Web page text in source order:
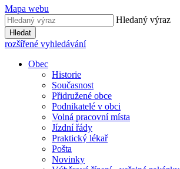
Mapa webu
Hledaný výraz
Hledat
rozšířené vyhledávání
Obec
Historie
Současnost
Přidružené obce
Podnikatelé v obci
Volná pracovní místa
Jízdní řády
Praktický lékař
Pošta
Novinky